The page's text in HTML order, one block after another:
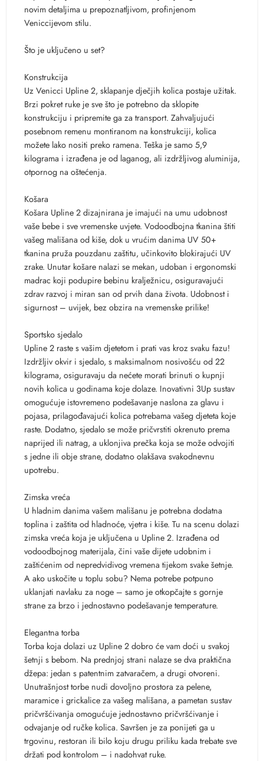
novim detaljima u prepoznatljivom, profinjenom
Veniccijevom stilu.
Što je uključeno u set?
Konstrukcija
Uz Venicci Upline 2, sklapanje dječjih kolica postaje užitak.
Brzi pokret ruke je sve što je potrebno da sklopite
konstrukciju i pripremite ga za transport. Zahvaljujući
posebnom remenu montiranom na konstrukciji, kolica
možete lako nositi preko ramena. Teška je samo 5,9
kilograma i izrađena je od laganog, ali izdržljivog aluminija,
otpornog na oštećenja.
Košara
Košara Upline 2 dizajnirana je imajući na umu udobnost
vaše bebe i sve vremenske uvjete. Vodoodbojna tkanina štiti
vašeg mališana od kiše, dok u vrućim danima UV 50+
tkanina pruža pouzdanu zaštitu, učinkovito blokirajući UV
zrake. Unutar košare nalazi se mekan, udoban i ergonomski
madrac koji podupire bebinu kralježnicu, osiguravajući
zdrav razvoj i miran san od prvih dana života. Udobnost i
sigurnost – uvijek, bez obzira na vremenske prilike!
Sportsko sjedalo
Upline 2 raste s vašim djetetom i prati vas kroz svaku fazu!
Izdržljiv okvir i sjedalo, s maksimalnom nosivošću od 22
kilograma, osiguravaju da nećete morati brinuti o kupnji
novih kolica u godinama koje dolaze. Inovativni 3Up sustav
omogućuje istovremeno podešavanje naslona za glavu i
pojasa, prilagođavajući kolica potrebama vašeg djeteta koje
raste. Dodatno, sjedalo se može pričvrstiti okrenuto prema
naprijed ili natrag, a uklonjiva prečka koja se može odvojiti
s jedne ili obje strane, dodatno olakšava svakodnevnu
upotrebu.
Zimska vreća
U hladnim danima vašem mališanu je potrebna dodatna
toplina i zaštita od hladnoće, vjetra i kiše. Tu na scenu dolazi
zimska vreća koja je uključena u Upline 2. Izrađena od
vodoodbojnog materijala, čini vaše dijete udobnim i
zaštićenim od nepredvidivog vremena tijekom svake šetnje.
A ako uskočite u toplu sobu? Nema potrebe potpuno
uklanjati navlaku za noge – samo je otkopčajte s gornje
strane za brzo i jednostavno podešavanje temperature.
Elegantna torba
Torba koja dolazi uz Upline 2 dobro će vam doći u svakoj
šetnji s bebom. Na prednjoj strani nalaze se dva praktična
džepa: jedan s patentnim zatvaračem, a drugi otvoreni.
Unutrašnjost torbe nudi dovoljno prostora za pelene,
maramice i grickalice za vašeg mališana, a pametan sustav
pričvršćivanja omogućuje jednostavno pričvršćivanje i
odvajanje od ručke kolica. Savršen je za ponijeti ga u
trgovinu, restoran ili bilo koju drugu priliku kada trebate sve
držati pod kontrolom – i nadohvat ruke.